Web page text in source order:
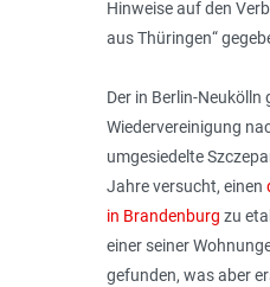
Hinweise auf den
aus Thüringen“
Der in Berlin-Neukölln
Wiedervereinigung
umgesiedelte
Jahre versucht, einen
in Brandenburg zu
einer seiner
gefunden, was aber